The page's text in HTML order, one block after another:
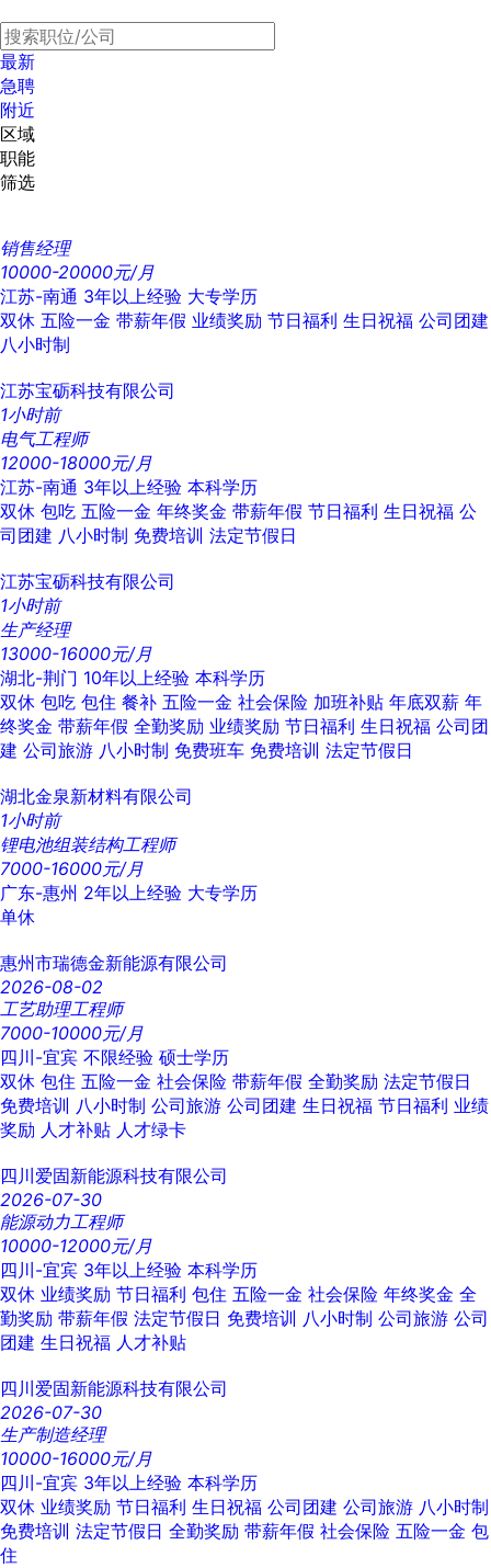
最新
急聘
附近
区域
职能
筛选
销售经理
10000-20000元/月
江苏-南通 3年以上经验 大专学历
双休 五险一金 带薪年假 业绩奖励 节日福利 生日祝福 公司团建
八小时制
江苏宝砺科技有限公司
1小时前
电气工程师
12000-18000元/月
江苏-南通 3年以上经验 本科学历
双休 包吃 五险一金 年终奖金 带薪年假 节日福利 生日祝福 公
司团建 八小时制 免费培训 法定节假日
江苏宝砺科技有限公司
1小时前
生产经理
13000-16000元/月
湖北-荆门 10年以上经验 本科学历
双休 包吃 包住 餐补 五险一金 社会保险 加班补贴 年底双薪 年
终奖金 带薪年假 全勤奖励 业绩奖励 节日福利 生日祝福 公司团
建 公司旅游 八小时制 免费班车 免费培训 法定节假日
湖北金泉新材料有限公司
1小时前
锂电池组装结构工程师
7000-16000元/月
广东-惠州 2年以上经验 大专学历
单休
惠州市瑞德金新能源有限公司
2026-08-02
工艺助理工程师
7000-10000元/月
四川-宜宾 不限经验 硕士学历
双休 包住 五险一金 社会保险 带薪年假 全勤奖励 法定节假日
免费培训 八小时制 公司旅游 公司团建 生日祝福 节日福利 业绩
奖励 人才补贴 人才绿卡
四川爱固新能源科技有限公司
2026-07-30
能源动力工程师
10000-12000元/月
四川-宜宾 3年以上经验 本科学历
双休 业绩奖励 节日福利 包住 五险一金 社会保险 年终奖金 全
勤奖励 带薪年假 法定节假日 免费培训 八小时制 公司旅游 公司
团建 生日祝福 人才补贴
四川爱固新能源科技有限公司
2026-07-30
生产制造经理
10000-16000元/月
四川-宜宾 3年以上经验 本科学历
双休 业绩奖励 节日福利 生日祝福 公司团建 公司旅游 八小时制
免费培训 法定节假日 全勤奖励 带薪年假 社会保险 五险一金 包
住